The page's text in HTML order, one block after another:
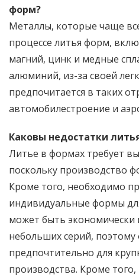
форм?
Металлы, которые чаще
процессе литья форм,
магний, цинк и медные
алюминий, из-за своей
предпочитается в таких
автомобилестроение и
Каковы недостатки
Литье в формах требует
поскольку производство
Кроме того, необходимо
индивидуальные формы
может быть экономически
небольших серий,
предпочтительно для
производства. Кроме